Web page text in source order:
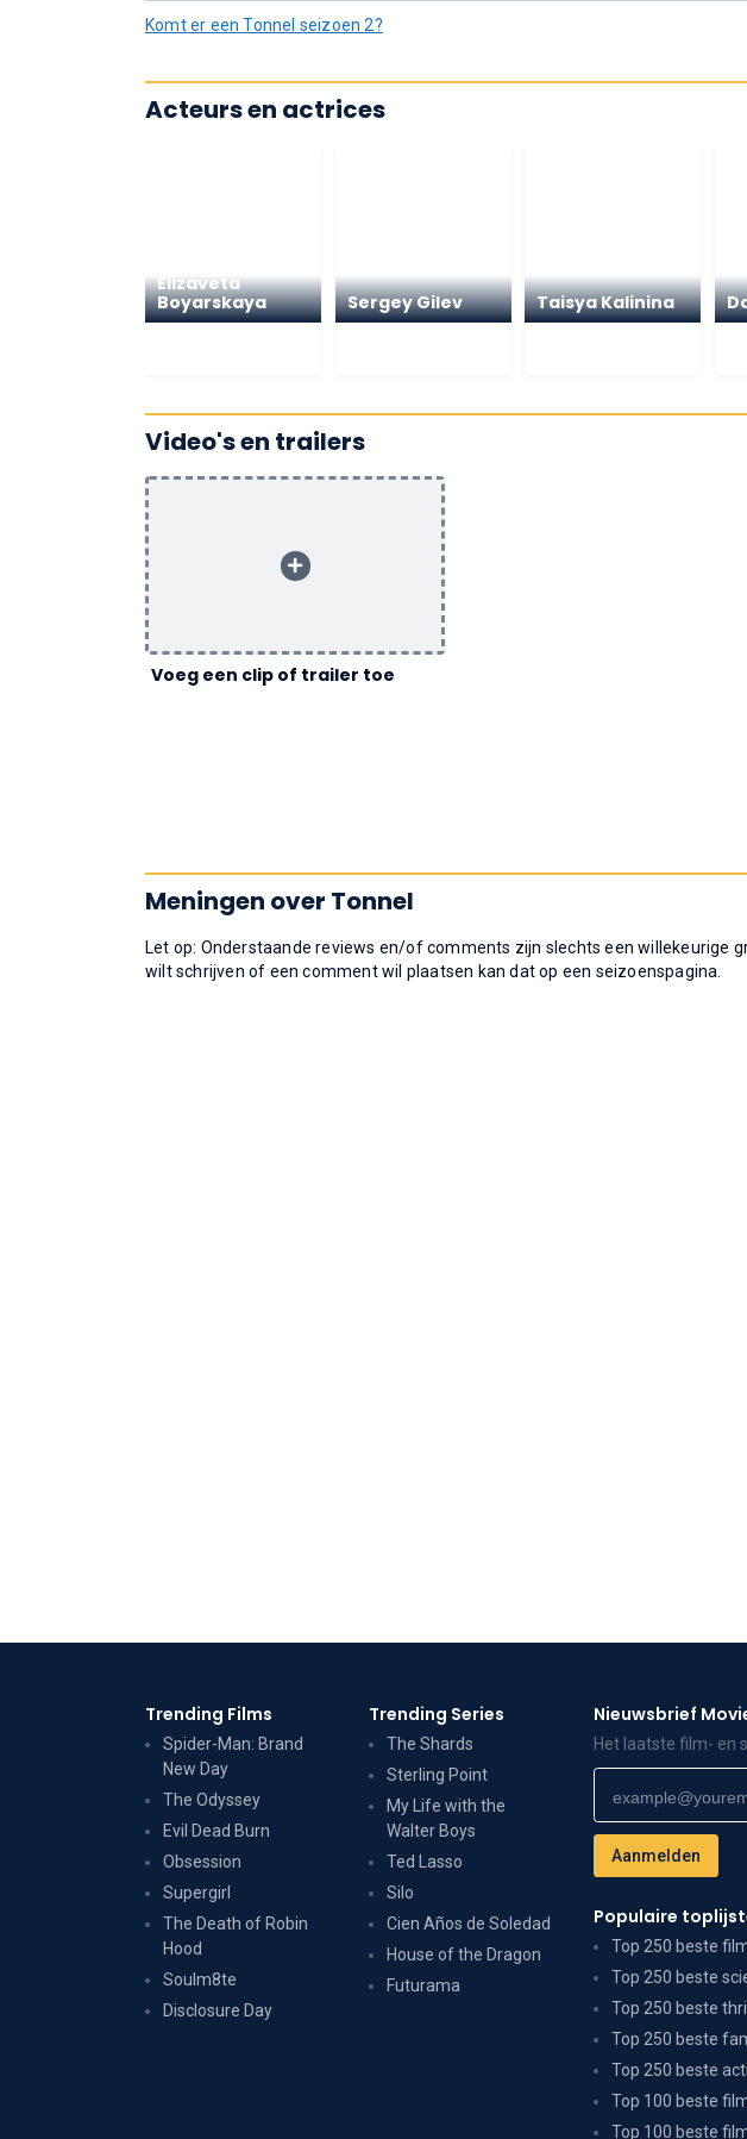
Komt er een Tonnel seizoen 2?
Acteurs en actrices
Elizaveta
Boyarskaya
Sergey Gilev Taisya Kalinina
Video's en trailers
Voeg een clip of trailer toe
Meningen over Tonnel
Let op: Onderstaande reviews en/of comments zijn slechts een willekeurige
wilt schrijven of een comment wil plaatsen kan dat op een seizoenspagina.
Trending Films
Spider-Man: Brand
New Day
The Odyssey
Evil Dead Burn
Obsession
Supergirl
The Death of Robin
Hood
Soulm8te
Disclosure Day
Trending Series
The Shards
Sterling Point
My Life with the
Walter Boys
Ted Lasso
Silo
Cien Años de Soledad
House of the Dragon
Futurama
Nieuwsbrief
Het laatste film- en
Populaire
Top 250 beste
Top 250 beste
Top 250 beste
Top 250 beste
Top 250 beste
Top 100 beste
Top 100 beste